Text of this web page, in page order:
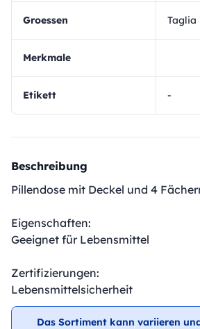
Groessen Taglia
Merkmale
Etikett -
Beschreibung
Pillendose mit Deckel und 4
Eigenschaften:
Geeignet für Lebensmittel
Zertifizierungen:
Lebensmittelsicherheit
Das Sortiment kann variieren